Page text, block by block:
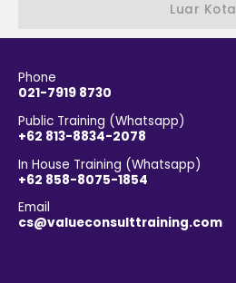
Luar Kota
Phone
021-7919 8730
Public Training (Whatsapp)
+62 813-8834-2078
In House Training (Whatsapp)
+62 858-8075-1854
Email
cs@valueconsulttraining.com